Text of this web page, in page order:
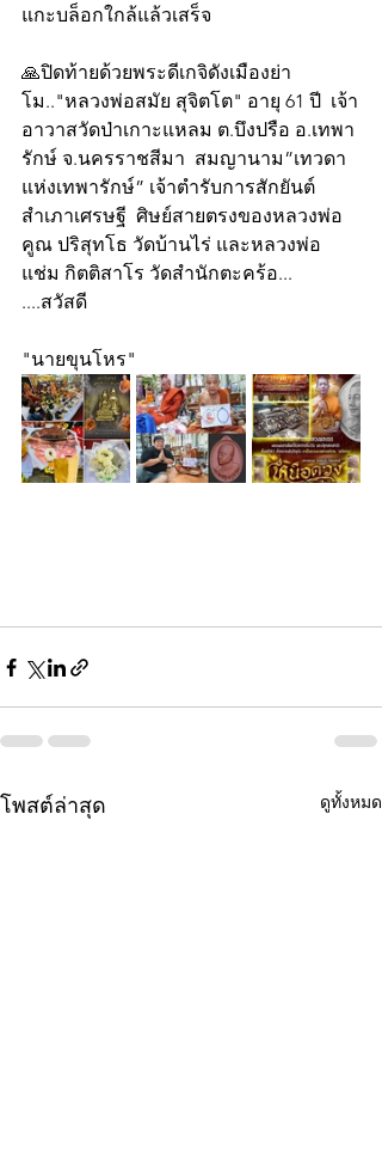
แกะบล็อกใกล้แล้วเสร็จ
🙏ปิดท้ายด้วยพระดีเกจิดังเมืองย่า
โม.."หลวงพ่อสมัย สุจิตโต" อายุ 61 ปี  เจ้า
อาวาสวัดป่าเกาะแหลม ต.บึงปรือ อ.เทพา
รักษ์ จ.นครราชสีมา  สมญานาม”เทวดา
แห่งเทพารักษ์” เจ้าตำรับการสักยันต์
สำเภาเศรษฐี  ศิษย์สายตรงของหลวงพ่อ
คูณ ปริสุทโธ วัดบ้านไร่ และหลวงพ่อ
แช่ม กิตติสาโร วัดสำนักตะคร้อ...
....สวัสดี
"นายขุนโหร"
โพสต์ล่าสุด ดูทั้งหมด